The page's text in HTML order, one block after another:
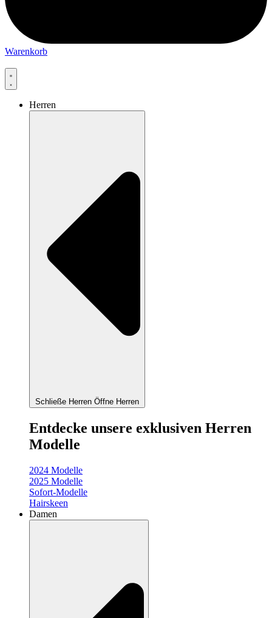
Warenkorb
Herren
Schließe Herren Öffne Herren
Entdecke unsere exklusiven Herren
Modelle
2024 Modelle
2025 Modelle
Sofort-Modelle
Hairskeen
Damen